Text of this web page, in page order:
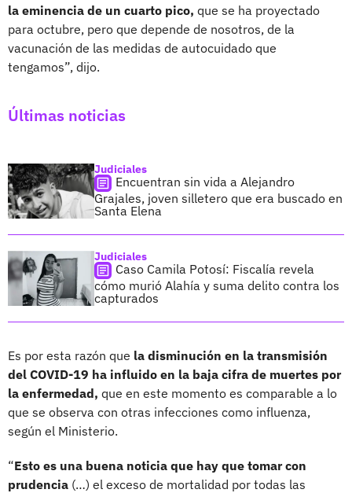
la eminencia de un cuarto pico, que se ha proyectado
para octubre, pero que depende de nosotros, de la
vacunación de las medidas de autocuidado que
tengamos”, dijo.
Últimas noticias
Judiciales
Encuentran sin vida a Alejandro
Grajales, joven silletero que era buscado en
Santa Elena
Judiciales
Caso Camila Potosí: Fiscalía revela
cómo murió Alahía y suma delito contra los
capturados
Es por esta razón que la disminución en la transmisión
del COVID-19 ha influido en la baja cifra de muertes por
la enfermedad, que en este momento es comparable a lo
que se observa con otras infecciones como influenza,
según el Ministerio.
“Esto es una buena noticia que hay que tomar con
prudencia (…) el exceso de mortalidad por todas las